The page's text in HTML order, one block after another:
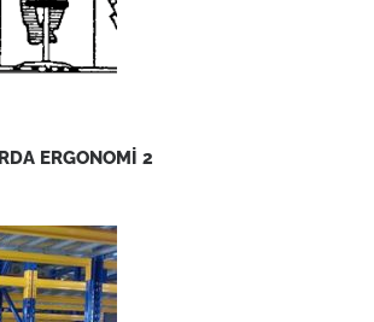
ERGONOMİ 2